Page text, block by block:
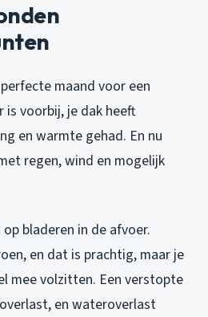
maand voor een
is voorbij, je dak heeft
en warmte gehad. En nu
regen, wind en mogelijk
bladeren in de afvoer.
en dat is prachtig, maar je
mee volzitten. Een verstopte
en wateroverlast